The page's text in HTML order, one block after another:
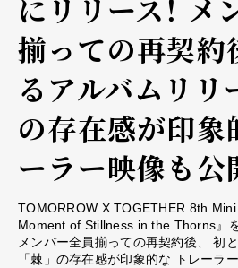
にリリース！ メ
揃っての再契約
るアルバムリリー
の存在感が印象
ーラー映像も公
TOMORROW X TOGETHER 8th
Moment of Stillness in the Thorns』
メンバー全員揃っての再契約後、 初
「棘」の存在感が印象的な トレーラ